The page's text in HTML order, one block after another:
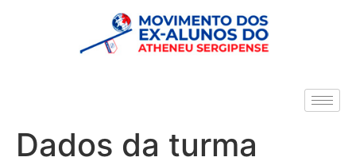
Dados da turma